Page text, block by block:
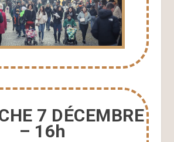
7 DÉCEMBRE
– 16h